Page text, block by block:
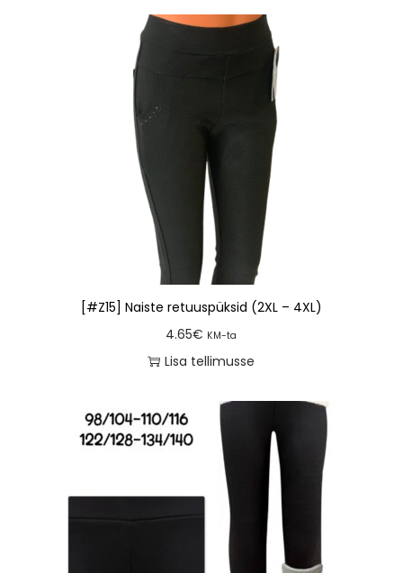
[#Z15] Naiste retuuspüksid (2XL – 4XL)
4.65€ KM-ta
Lisa tellimusse